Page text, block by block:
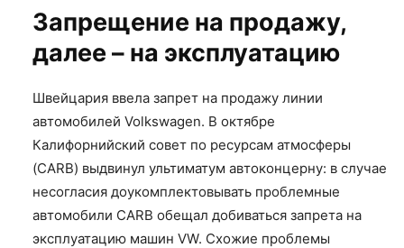
Запрещение на продажу,
далее – на эксплуатацию
Швейцария ввела запрет на продажу линии
автомобилей Volkswagen. В октябре
Калифорнийский совет по ресурсам атмосферы
(CARB) выдвинул ультиматум автоконцерну: в случае
несогласия доукомплектовывать проблемные
автомобили CARB обещал добиваться запрета на
эксплуатацию машин VW. Схожие проблемы